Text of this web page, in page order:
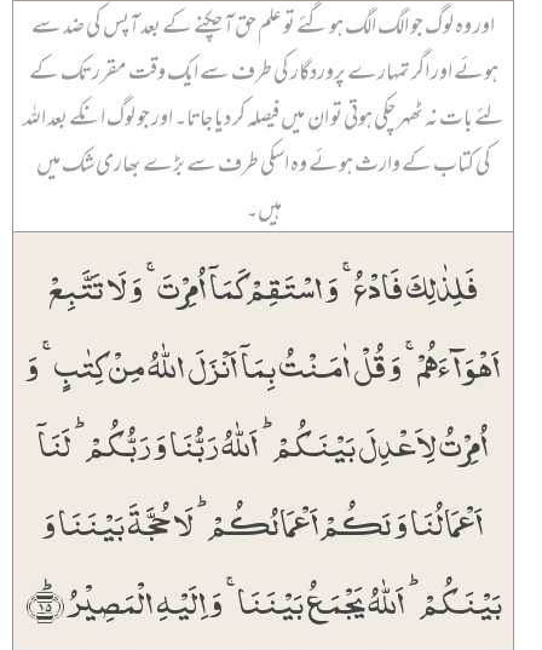
اور وہ لوگ جو الگ الگ ہو گئے تو علم حق آ چکنے کے بعد آپس کی ضد سے
ہوئے اور اگر تمہارے پروردگار کی طرف سے ایک وقت مقرر تک کے
لئے بات نہ ٹھہر چکی ہوتی تو ان میں فیصلہ کر دیا جاتا۔ اور جو لوگ انکے بعد اللہ
کی کتاب کے وارث ہوئے وہ اسکی طرف سے بڑے بھاری شک میں
ہیں۔
فَلِذٰلِکَ فَادۡعُ ۚ وَ اسۡتَقِمۡ کَمَاۤ اُمِرۡتَ ۚ وَ لَا تَتَّبِعۡ
اَہۡوَآءَہُمۡ ۚ وَ قُلۡ اٰمَنۡتُ بِمَاۤ اَنۡزَلَ اللّٰہُ مِنۡ کِتٰبٍ ۚ وَ
اُمِرۡتُ لِاَعۡدِلَ بَیۡنَکُمۡ ؕ اَللّٰہُ رَبُّنَا وَ رَبُّکُمۡ ؕ لَنَاۤ
اَعۡمَالُنَا وَ لَکُمۡ اَعۡمَالُکُمۡ ؕ لَا حُجَّۃَ بَیۡنَنَا وَ
بَیۡنَکُمۡ ؕ اَللّٰہُ یَجۡمَعُ بَیۡنَنَا ۚ وَ اِلَیۡہِ الۡمَصِیۡرُ ﴿ؕ۱۵﴾